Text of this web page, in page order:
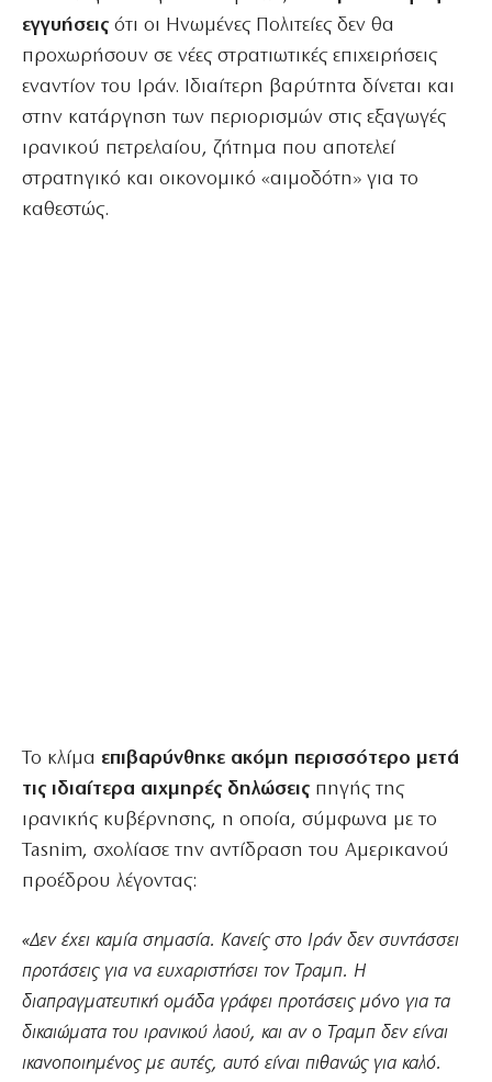
εγγυήσεις ότι οι Ηνωμένες Πολιτείες δεν θα
προχωρήσουν σε νέες στρατιωτικές επιχειρήσεις
εναντίον του Ιράν. Ιδιαίτερη βαρύτητα δίνεται και
στην κατάργηση των περιορισμών στις εξαγωγές
ιρανικού πετρελαίου, ζήτημα που αποτελεί
στρατηγικό και οικονομικό «αιμοδότη» για το
καθεστώς.
Το κλίμα επιβαρύνθηκε ακόμη περισσότερο μετά
τις ιδιαίτερα αιχμηρές δηλώσεις πηγής της
ιρανικής κυβέρνησης, η οποία, σύμφωνα με το
Tasnim, σχολίασε την αντίδραση του Αμερικανού
προέδρου λέγοντας:
«Δεν έχει καμία σημασία. Κανείς στο Ιράν δεν συντάσσει
προτάσεις για να ευχαριστήσει τον Τραμπ. Η
διαπραγματευτική ομάδα γράφει προτάσεις μόνο για τα
δικαιώματα του ιρανικού λαού, και αν ο Τραμπ δεν είναι
ικανοποιημένος με αυτές, αυτό είναι πιθανώς για καλό.